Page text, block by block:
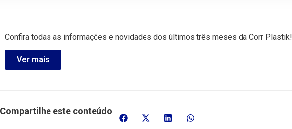
Confira todas as informações e novidades dos últimos três meses da Corr Plastik!
Ver mais
Compartilhe este conteúdo